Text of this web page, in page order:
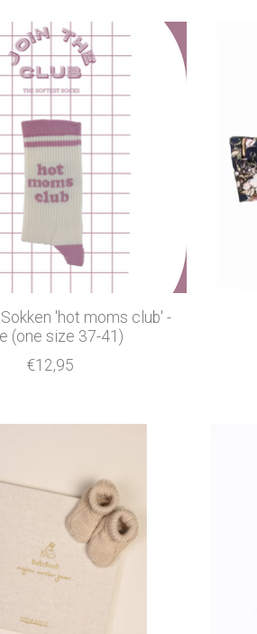
'hot moms club' -
(one size 37-41)
€12,95